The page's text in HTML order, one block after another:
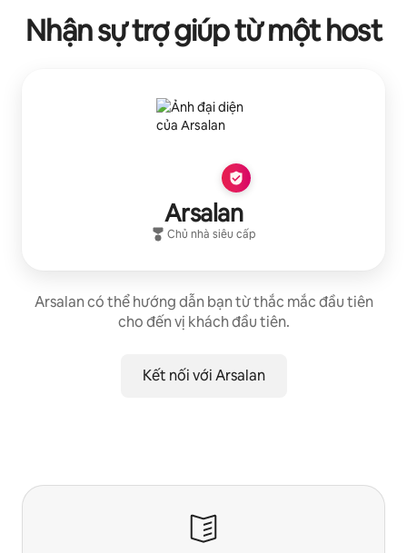
Nhận sự trợ giúp từ một host
Arsalan
Chủ nhà siêu cấp
Arsalan có thể hướng dẫn bạn từ thắc mắc đầu tiên
cho đến vị khách đầu tiên.
Kết nối với Arsalan